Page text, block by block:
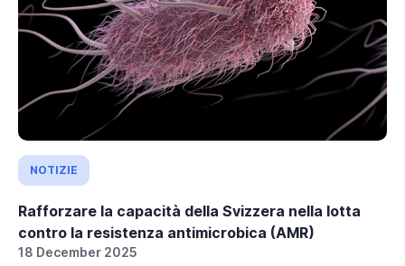
NOTIZIE
Rafforzare la capacità della Svizzera nella lotta
contro la resistenza antimicrobica (AMR)
18 December 2025